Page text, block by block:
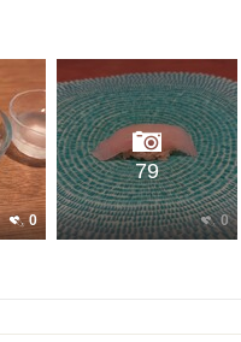
0 0
79